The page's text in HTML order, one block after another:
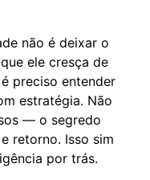
não é deixar o
ele cresça de
preciso entender
estratégia. Não
— o segredo
retorno. Isso sim
por trás.